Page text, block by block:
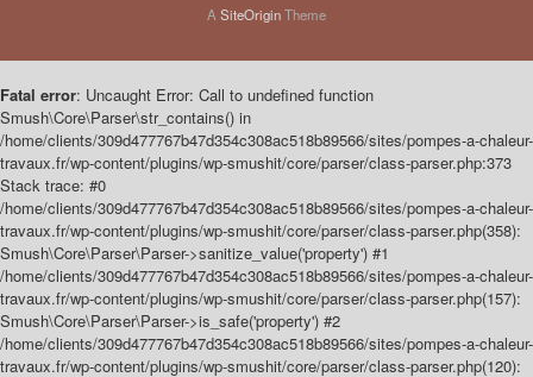
ASiteOriginTheme
Fatal error: Uncaught Error: Call to undefined function
Smush\Core\Parser\str_contains() in
/home/clients/309d477767b47d354c308ac518b89566/sites/pompes-a-chaleur-
travaux.fr/wp-content/plugins/wp-smushit/core/parser/class-parser.php:373
Stack trace: #0
/home/clients/309d477767b47d354c308ac518b89566/sites/pompes-a-chaleur-
travaux.fr/wp-content/plugins/wp-smushit/core/parser/class-parser.php(358):
Smush\Core\Parser\Parser->sanitize_value('property') #1
/home/clients/309d477767b47d354c308ac518b89566/sites/pompes-a-chaleur-
travaux.fr/wp-content/plugins/wp-smushit/core/parser/class-parser.php(157):
Smush\Core\Parser\Parser->is_safe('property') #2
/home/clients/309d477767b47d354c308ac518b89566/sites/pompes-a-chaleur-
travaux.fr/wp-content/plugins/wp-smushit/core/parser/class-parser.php(120):